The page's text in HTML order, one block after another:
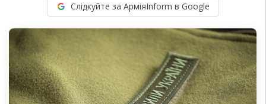
Слідкуйте за АрміяInform в Google